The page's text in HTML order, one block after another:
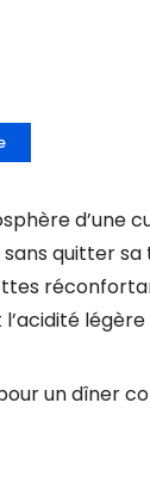
d’une
quitter
un dîner